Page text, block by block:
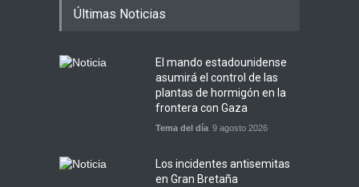
Últimas Noticias
El mando estadounidense
asumirá el control de las
plantas de hormigón en la
frontera con Gaza
Tema del día 9 agosto 2026
Los incidentes antisemitas
en Gran Bretaña